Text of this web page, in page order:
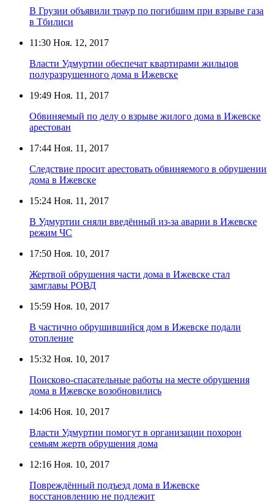
В Грузии объявили траур по погибшим при взрыве газа
в Тбилиси
11:30 Ноя. 12, 2017
Власти Удмуртии обеспечат квартирами жильцов
полуразрушенного дома в Ижевске
19:49 Ноя. 11, 2017
Обвиняемый по делу о взрыве жилого дома в Ижевске
арестован
17:44 Ноя. 11, 2017
Следствие просит арестовать обвиняемого в обрушении
дома в Ижевске
15:24 Ноя. 11, 2017
В Удмуртии сняли введённый из-за аварии в Ижевске
режим ЧС
17:50 Ноя. 10, 2017
Жертвой обрушения части дома в Ижевске стал
замглавы РОВД
15:59 Ноя. 10, 2017
В частично обрушившийся дом в Ижевске подали
отопление
15:32 Ноя. 10, 2017
Поисково-спасательные работы на месте обрушения
дома в Ижевске возобновились
14:06 Ноя. 10, 2017
Власти Удмуртии помогут в организации похорон
семьям жертв обрушения дома
12:16 Ноя. 10, 2017
Повреждённый подъезд дома в Ижевске
восстановлению не подлежит